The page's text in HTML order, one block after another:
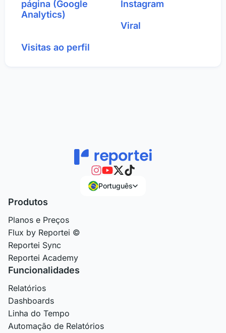
página (Google
Analytics)
Instagram
Viral
Visitas ao perfil
Português
Produtos
Planos e Preços
Flux by Reportei ©
Reportei Sync
Reportei Academy
Funcionalidades
Relatórios
Dashboards
Linha do Tempo
Automação de Relatórios